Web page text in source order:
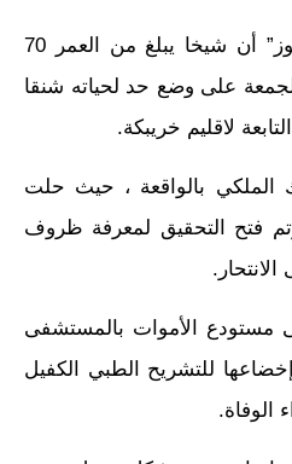
ذكرت مصادر ل”تاكسي نيوز” أن شيخا يبلغ من العمر 70
على وضع حد لحياته شنقا
لاقليم خريبكة.
الملكي بالواقعة ، حيث حلت
فتح التحقيق لمعرفة ظروف
مستودع الأموات بالمستشفى
للتشريح الطبي الكفيل